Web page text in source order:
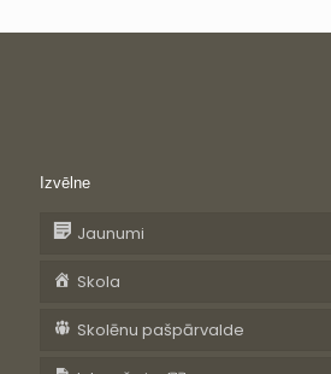
Izvēlne
Jaunumi
Skola
Skolēnu pašpārvalde